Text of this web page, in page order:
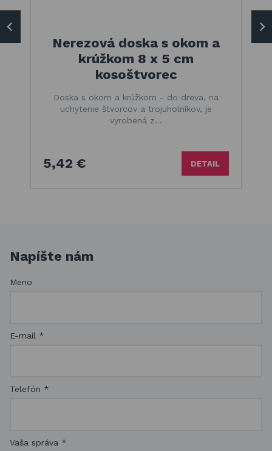
Nerezová doska s okom a
krúžkom 8 x 5 cm
kosoštvorec
Doska s okom a krúžkom - do dreva, na
uchytenie štvorcov a trojuholníkov, je
vyrobená z…
5,42 € DETAIL
Napíšte nám
Meno
E-mail *
Telefón *
Vaša správa *